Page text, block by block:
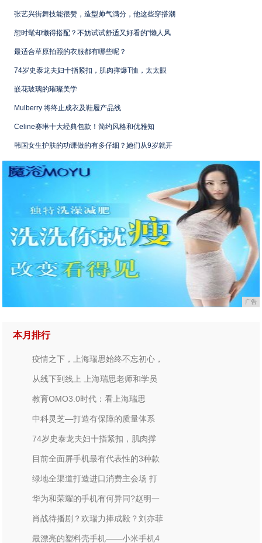
张艺兴街舞技能很赞，造型帅气满分，他这些穿搭潮
想时髦却懒得搭配？不妨试试舒适又好看的“懒人风
最适合草原拍照的衣服都有哪些呢？
74岁史泰龙夫妇十指紧扣，肌肉撑爆T恤，太太眼
嵌花玻璃的璀璨美学
Mulberry 将终止成衣及鞋履产品线
Celine赛琳十大经典包款！简约风格和优雅知
韩国女生护肤的功课做的有多仔细？她们从9岁就开
广告
本月排行
疫情之下，上海瑞思始终不忘初心，
从线下到线上 上海瑞思老师和学员
教育OMO3.0时代：看上海瑞思
中科灵芝—打造有保障的质量体系
74岁史泰龙夫妇十指紧扣，肌肉撑
目前全面屏手机最有代表性的3种款
绿地全渠道打造进口消费主会场 打
华为和荣耀的手机有何异同?赵明一
肖战待播剧？欢瑞力捧成毅？刘亦菲
最漂亮的塑料壳手机——小米手机4